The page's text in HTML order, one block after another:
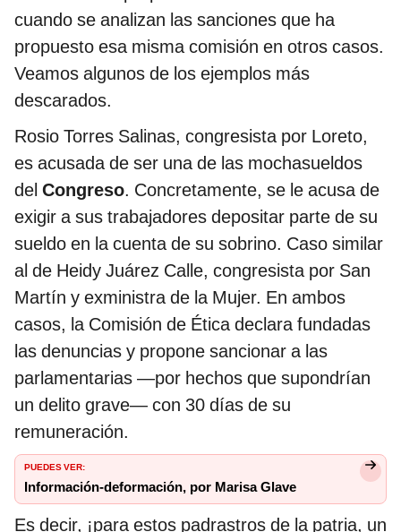
cuando se analizan las sanciones que ha
propuesto esa misma comisión en otros casos.
Veamos algunos de los ejemplos más
descarados.
Rosio Torres Salinas, congresista por Loreto,
es acusada de ser una de las mochasueldos
del Congreso. Concretamente, se le acusa de
exigir a sus trabajadores depositar parte de su
sueldo en la cuenta de su sobrino. Caso similar
al de Heidy Juárez Calle, congresista por San
Martín y exministra de la Mujer. En ambos
casos, la Comisión de Ética declara fundadas
las denuncias y propone sancionar a las
parlamentarias —por hechos que supondrían
un delito grave— con 30 días de su
remuneración.
PUEDES VER:
Información-deformación, por Marisa Glave
Es decir, ¡para estos padrastros de la patria, un